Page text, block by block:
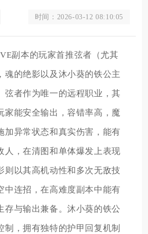
时间： 2026-03-12 08:10:05
副本的玩家首推弦者（尤其
魂的绝影以及沐小葵的铁公主
弦者作为唯一的远程职业，其
家能安全输出，容错率高，魔
加异常状态和真实伤害，能有
人，在清图和单体爆发上表现
则以其高机动性和多次无敌技
中连招，在高难度副本中能有
存与输出兼备。沐小葵的铁公
制，拥有独特的护甲回复机制